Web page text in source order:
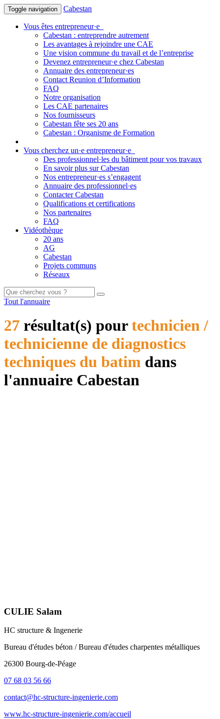
Toggle navigation Cabestan
Vous êtes entrepreneur·e
Cabestan : entreprendre autrement
Les avantages à rejoindre une CAE
Une vision commune du travail et de l’entreprise
Devenez entrepreneur·e chez Cabestan
Annuaire des entrepreneur·es
Contact Reunion d’Information
FAQ
Notre organisation
Les CAE partenaires
Nos fournisseurs
Cabestan fête ses 20 ans
Cabestan : Organisme de Formation
Vous cherchez un·e entrepreneur·e
Des professionnel·les du bâtiment pour vos travaux
En savoir plus sur Cabestan
Nos entrepreneur·es s’engagent
Annuaire des professionnel·es
Contacter Cabestan
Qualifications et certifications
Nos partenaires
FAQ
Vidéothèque
20 ans
AG
Cabestan
Projets communs
Réseaux
Tout l'annuaire
27 résultat(s) pourtechnicien /
technicienne de diagnostics
techniques du batim dans
l'annuaire Cabestan
CULIE Salam
HC structure & Ingenerie
Bureau d'études béton / Bureau d'études charpentes métalliques
26300 Bourg-de-Péage
07 68 03 56 66
contact@hc-structure-ingenierie.com
www.hc-structure-ingenierie.com/accueil